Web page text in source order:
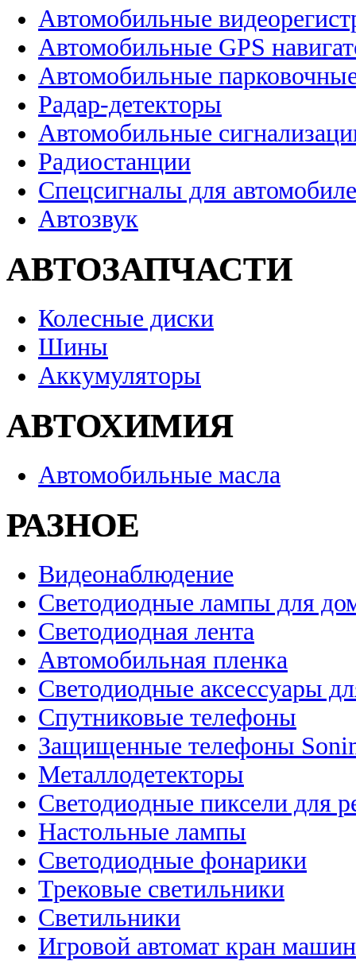
Автомобильные
Автомобильные GPS
Автомобильные
Радар-детекторы
Автомобильные
Радиостанции
Спецсигналы для
Автозвук
АВТОЗАПЧАСТИ
Колесные диски
Шины
Аккумуляторы
АВТОХИМИЯ
Автомобильные масла
РАЗНОЕ
Видеонаблюдение
Светодиодные лампы для
Светодиодная лента
Автомобильная пленка
Светодиодные аксессуары
Спутниковые телефоны
Защищенные телефоны
Металлодетекторы
Светодиодные пиксели для
Настольные лампы
Светодиодные фонарики
Трековые светильники
Светильники
Игровой автомат кран